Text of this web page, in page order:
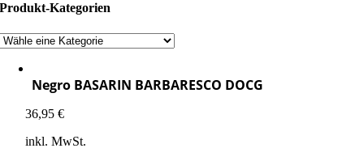
Produkt-Kategorien
Negro BASARIN BARBARESCO DOCG
36,95€
inkl. MwSt.